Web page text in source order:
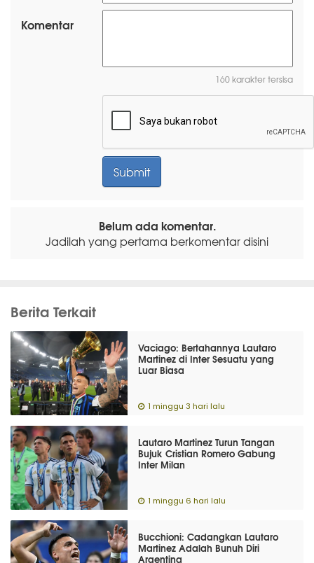
Komentar
160 karakter tersisa
Belum ada komentar.
Jadilah yang pertama berkomentar disini
Berita Terkait
Vaciago: Bertahannya Lautaro
Martinez di Inter Sesuatu yang
Luar Biasa
1 minggu 3 hari lalu
Lautaro Martinez Turun Tangan
Bujuk Cristian Romero Gabung
Inter Milan
1 minggu 6 hari lalu
Bucchioni: Cadangkan Lautaro
Martinez Adalah Bunuh Diri
Argentina